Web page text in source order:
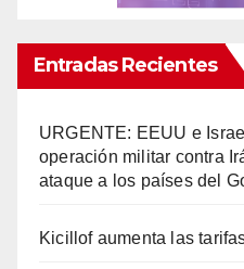
Entradas Recientes
URGENTE: EEUU e
operación militar contra
ataque a los países del
Kicillof aumenta las